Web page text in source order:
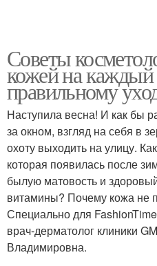
Советы
кожей на
правильному
Наступила весна! И как бы
за окном, взгляд на себя в
охоту выходить на улицу.
которая появилась после
былую матовость и
витамины? Почему кожа не
Специально для
врач-дерматолог клиники
Владимировна.